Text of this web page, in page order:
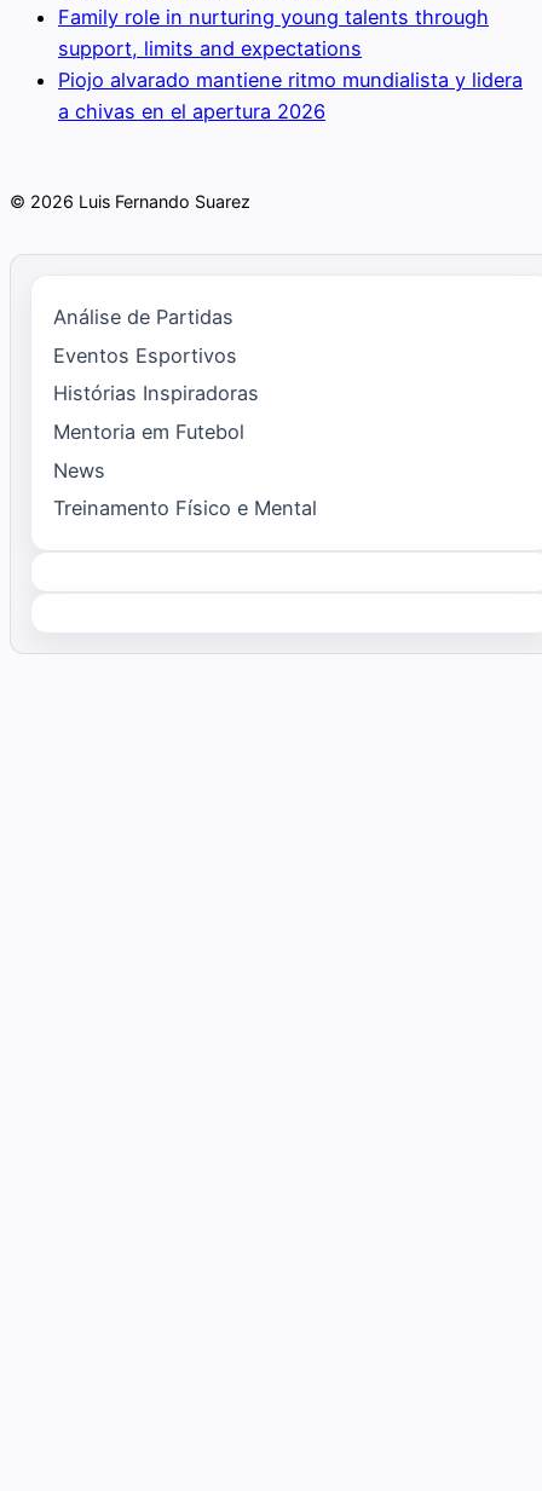
Family role in nurturing young talents through
support, limits and expectations
Piojo alvarado mantiene ritmo mundialista y lidera
a chivas en el apertura 2026
© 2026 Luis Fernando Suarez
Análise de Partidas
Eventos Esportivos
Histórias Inspiradoras
Mentoria em Futebol
News
Treinamento Físico e Mental